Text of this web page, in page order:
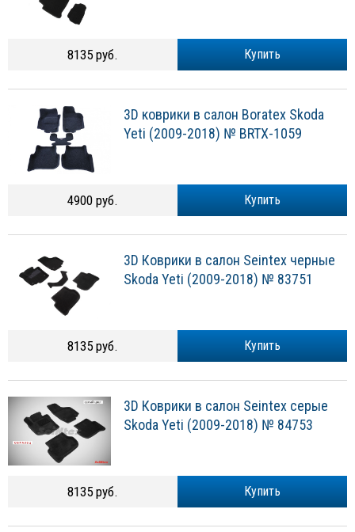
Купить
8135 руб.
3D коврики в салон Boratex Skoda
Yeti (2009-2018) № BRTX-1059
Купить
4900 руб.
3D Коврики в салон Seintex черные
Skoda Yeti (2009-2018) № 83751
Купить
8135 руб.
3D Коврики в салон Seintex серые
Skoda Yeti (2009-2018) № 84753
Купить
8135 руб.